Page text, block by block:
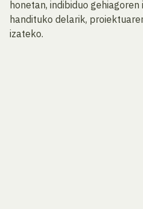
honetan, indibiduo
handituko delarik,
izateko.